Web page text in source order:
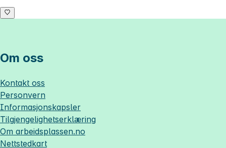
Om oss
Kontakt oss
Personvern
Informasjonskapsler
Tilgjengelighetserklæring
Om arbeidsplassen.no
Nettstedkart